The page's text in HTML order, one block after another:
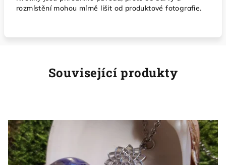
rozmístění mohou mírně lišit od produktové fotografie.
Související produkty